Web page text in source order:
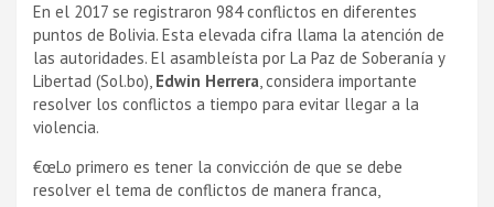
En el 2017 se registraron 984 conflictos en diferentes
puntos de Bolivia. Esta elevada cifra llama la atención de
las autoridades. El asambleí­sta por La Paz de Soberaní­a y
Libertad (Sol.bo), Edwin Herrera, considera importante
resolver los conflictos a tiempo para evitar llegar a la
violencia.
€œLo primero es tener la convicción de que se debe
resolver el tema de conflictos de manera franca,